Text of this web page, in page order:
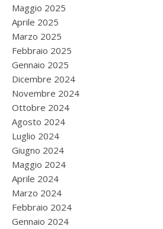
Maggio 2025
Aprile 2025
Marzo 2025
Febbraio 2025
Gennaio 2025
Dicembre 2024
Novembre 2024
Ottobre 2024
Agosto 2024
Luglio 2024
Giugno 2024
Maggio 2024
Aprile 2024
Marzo 2024
Febbraio 2024
Gennaio 2024